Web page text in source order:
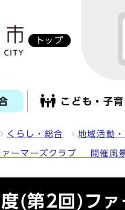
トップ
こども・子育
くらし・総合 地域活動
ァーマーズクラブ 開催風
(第2回)ファ